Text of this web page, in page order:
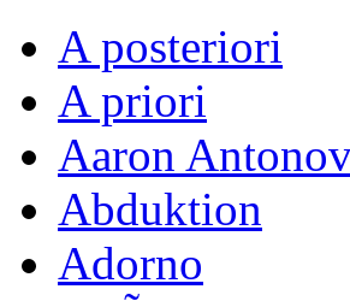
A posteriori
A priori
Aaron
Abduktion
Adorno